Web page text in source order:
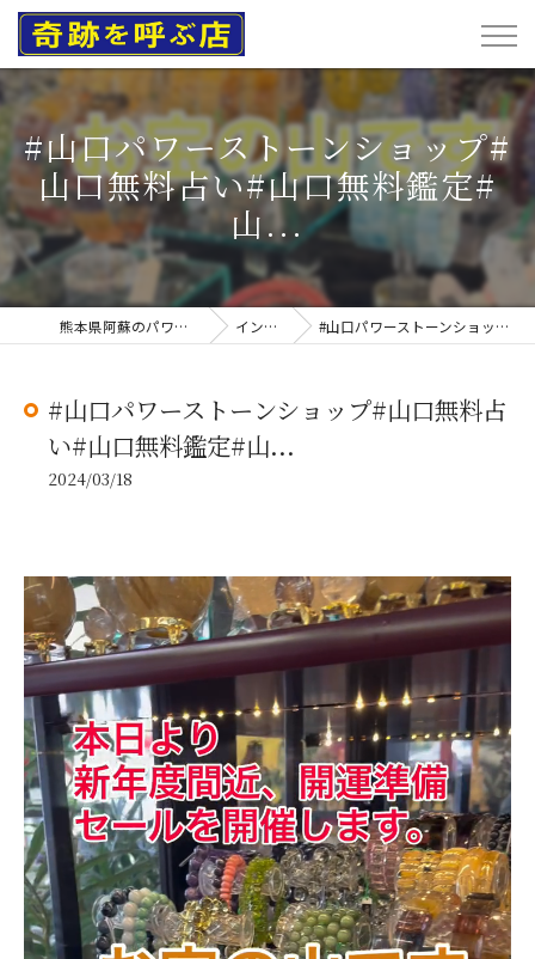
#山口パワーストーンショップ#
山口無料占い#山口無料鑑定#
山...
熊本県阿蘇のパワーストーンなら奇跡を呼ぶ店 インスタグラム #山口パワーストーンショップ#山口無料占い#山口無料鑑定#山...
#山口パワーストーンショップ#山口無料占
い#山口無料鑑定#山...
2024/03/18